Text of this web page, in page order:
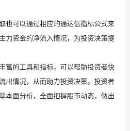
也可以通过相应的通达信指标公式来
力资金的净流入情况，为投资决策提
富的工具和指标，可以帮助投资者快
出情况，从而助力投资决策。投资者
本面分析，全面把握股市动态，做出